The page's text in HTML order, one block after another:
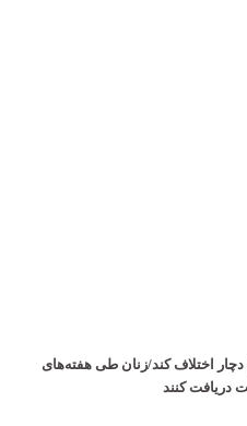
دچار اختلاف کند/زنان طی هفته‌های